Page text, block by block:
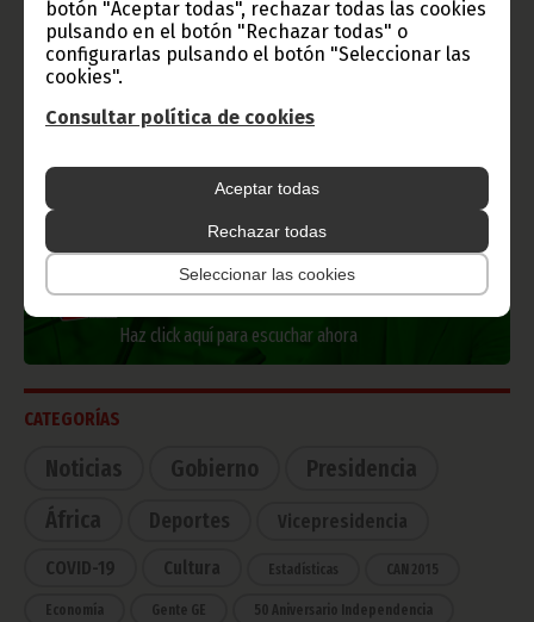
botón "Aceptar todas", rechazar todas las cookies
pulsando en el botón "Rechazar todas" o
configurarlas pulsando el botón "Seleccionar las
cookies".
Consultar política de cookies
Aceptar todas
Rechazar todas
Seleccionar las cookies
Información de Guinea Ecuatorial
TVGE
Radio Nacional de Guinea
Ecuatorial
Haz click aquí para escuchar ahora
CATEGORÍAS
Noticias Gobierno
Presidencia
África
Deportes Vicepresidencia
COVID-19 Cultura Estadísticas CAN 2015
Economía Gente GE 50 Aniversario Independencia